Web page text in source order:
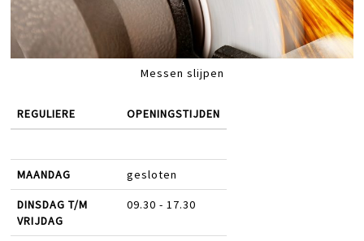
Messen slijpen
REGULIERE OPENINGSTIJDEN
MAANDAG gesloten
DINSDAG T/M
VRIJDAG
09.30 - 17.30